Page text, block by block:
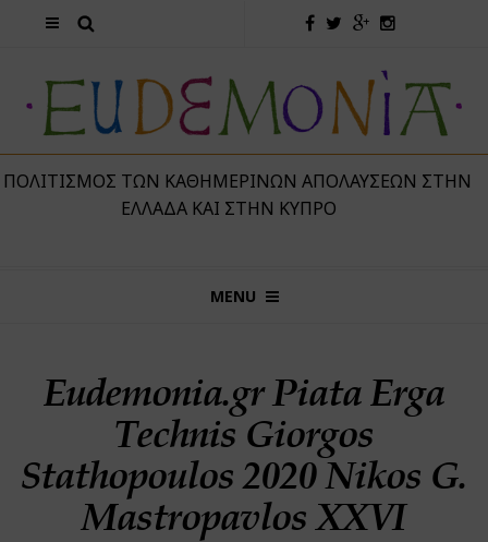
ΤΩΝ ΚΑΘΗΜΕΡΙΝΏΝ ΑΠΟΛΑΎΣΕΩΝ ΣΤΗΝ
ΕΛΛΆΔΑ ΚΑΙ ΣΤΗΝ ΚΎΠΡΟ
MENU
Eudemonia.gr Piata Erga
Technis Giorgos
Stathopoulos 2020 Nikos G.
Mastropavlos ΧXVΙ